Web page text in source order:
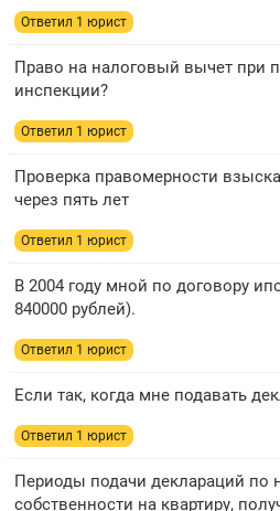
Ответил 1 юрист
Право на налоговый вычет при
инспекции?
Ответил 1 юрист
Проверка правомерности
через пять лет
Ответил 1 юрист
В 2004 году мной по договору
840000 рублей).
Ответил 1 юрист
Если так, когда мне подавать
Ответил 1 юрист
Периоды подачи деклараций по
собственности на квартиру,